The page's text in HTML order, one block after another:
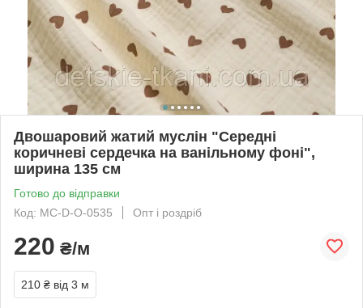
Двошаровий жатий муслін "Середні
коричневі сердечка на ванільному фоні",
ширина 135 см
Готово до відправки
Код: МС-D-O-0535
Опт і роздріб
220 ₴/м
210 ₴ від 3 м